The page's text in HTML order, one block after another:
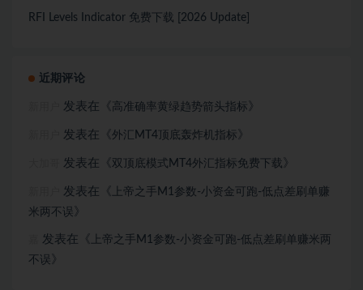
RFI Levels Indicator 免费下载 [2026 Update]
近期评论
发表在《 高准确率黄绿趋势箭头指标 》
发表在《 外汇MT4顶底轰炸机指标 》
发表在《 双顶底模式MT4外汇指标免费下载 》
发表在《
上帝之手M1参数-小资金可跑-低点差刷单赚
米两不误 》
发表在《
上帝之手M1参数-小资金可跑-低点差刷单赚米两
不误 》